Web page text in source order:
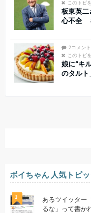
このトピ
板東英
心不全
2コメント
このトピ
娘に“キ
のタルト
ボイちゃん 人気トピッ
1
あるツイッター
るな」って書か